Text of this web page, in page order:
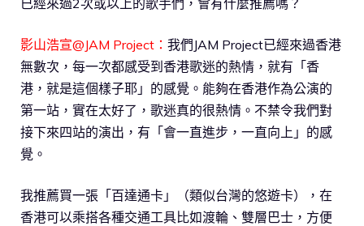
影山浩宣@JAM Project： 我們JAM Project已經來過香港
無數次，每一次都感受到香港歌迷的熱情，就有「香
港，就是這個樣子耶」的感覺。能夠在香港作為公演的
第一站，實在太好了，歌迷真的很熱情。不禁令我們對
接下來四站的演出，有「會一直進步，一直向上」的感
覺。
我推薦買一張「百達通卡」（類似台灣的悠遊卡），在
香港可以乘搭各種交通工具比如渡輪、雙層巴士，方便